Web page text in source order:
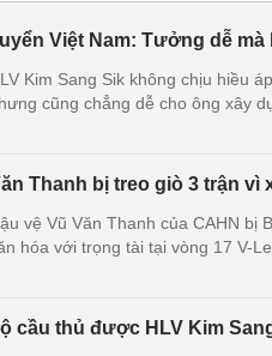
Việt Nam: Tưởng dễ
Kim Sang Sik không chịu hiều
cũng chẳng dễ cho ông xây
Thanh bị treo giò 3 trận vì
vệ Vũ Văn Thanh của CAHN bị
hóa với trọng tài tại vòng 17 V-
cầu thủ được HLV Kim